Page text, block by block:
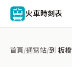
火車時刻表
首頁/通霄站/到 板橋